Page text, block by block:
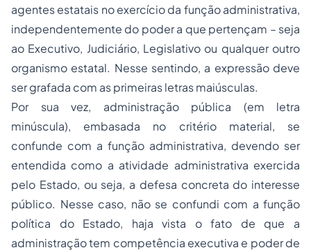
agentes estatais no exercício da função administrativa,
independentemente do poder a que pertençam – seja
ao Executivo, Judiciário, Legislativo ou qualquer outro
organismo estatal. Nesse sentindo, a expressão deve
ser grafada com as primeiras letras maiúsculas.
Por sua vez, administração pública (em letra
minúscula), embasada no critério material, se
confunde com a função administrativa, devendo ser
entendida como a atividade administrativa exercida
pelo Estado, ou seja, a defesa concreta do interesse
público. Nesse caso, não se confundi com a função
política do Estado, haja vista o fato de que a
administração tem competência executiva e poder de